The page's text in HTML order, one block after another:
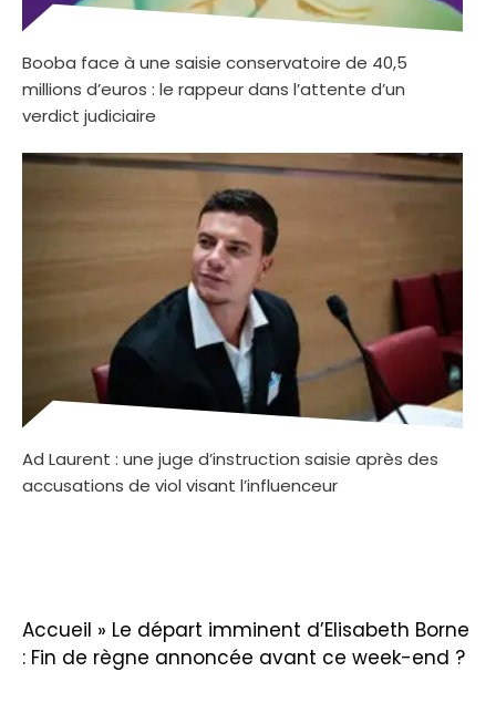
Booba face à une saisie conservatoire de 40,5
millions d’euros : le rappeur dans l’attente d’un
verdict judiciaire
Ad Laurent : une juge d’instruction saisie après des
accusations de viol visant l’influenceur
Accueil » Le départ imminent d’Elisabeth Borne
: Fin de règne annoncée avant ce week-end ?